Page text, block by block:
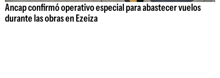
Ancap confirmó operativo especial para abastecer vuelos
durante las obras en Ezeiza